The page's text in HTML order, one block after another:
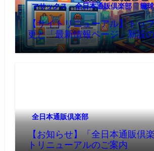
マサックス 全日本通販倶楽部
籠球
【サイトリニューアル】トッ
更と「最新情報ページ」新設
全日本通販倶楽部
【お知らせ】「全日本通販倶
トリニューアルのご案内